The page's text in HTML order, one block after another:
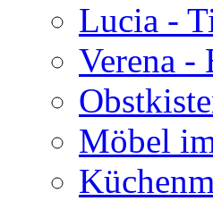
Lucia -
Verena -
Möbel